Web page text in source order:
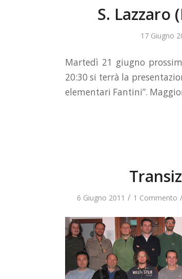
S. Lazzaro
17 Giugno
Martedì 21 giugno
20:30 si terrà la
elementari Fantini”.
6 Giugno 2011 / 1 Commento